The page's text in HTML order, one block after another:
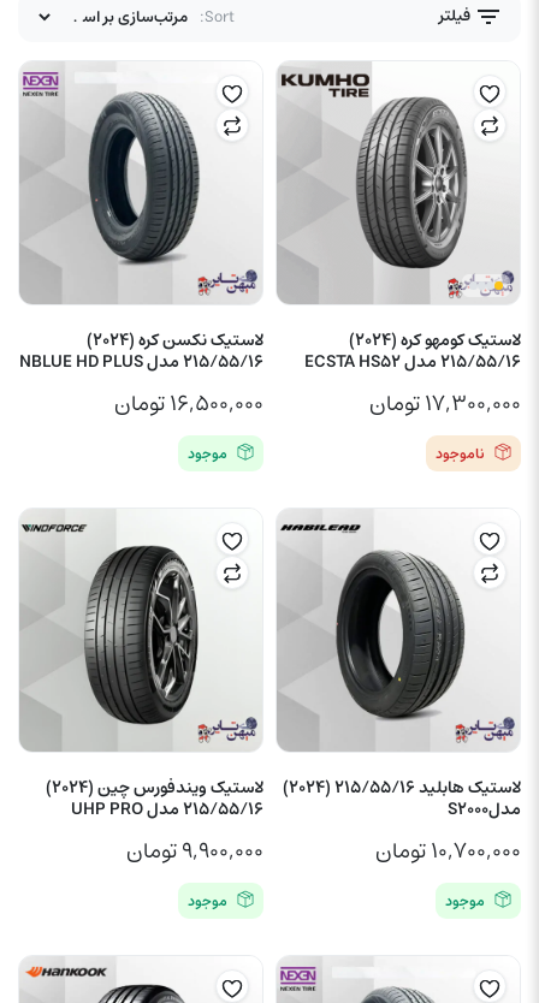
فیلتر Sort:
لاستیک کومهو کره (2024)
215/55/16 مدل ECSTA HS52
۱۷,۳۰۰,۰۰۰تومان
ناموجود
لاستیک نکسن کره (2024)
215/55/16 مدل NBLUE HD PLUS
۱۶,۵۰۰,۰۰۰تومان
موجود
لاستیک هابلید 215/55/16 (2024)
مدلS2000
۱۰,۷۰۰,۰۰۰تومان
موجود
لاستیک ویندفورس چین (2024)
215/55/16 مدل UHP PRO
۹,۹۰۰,۰۰۰تومان
موجود